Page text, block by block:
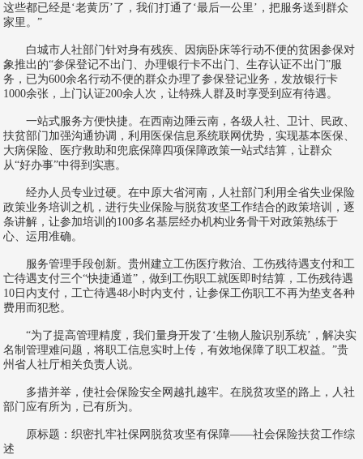
这些都已经是‘老黄历’了，我们打通了‘最后一公里’，把服务送到群众
家里。”
白城市人社部门针对身有残疾、因病卧床等行动不便的贫困参保对
象推出的“参保登记不出门、办理银行卡不出门、生存认证不出门”服
务，已为600余名行动不便的群众办理了参保登记业务，发放银行卡
1000余张，上门认证200余人次，让特殊人群及时享受到应有待遇。
一站式服务方便快捷。在西南边陲云南，各级人社、卫计、民政、
扶贫部门加强沟通协调，利用医保信息系统联网优势，实现基本医保、
大病保险、医疗救助和兜底保障四项保障政策一站式结算，让群众
从“好办事”中得到实惠。
经办人员专业过硬。在中原大省河南，人社部门利用全省失业保险
政策业务培训之机，进行失业保险与脱贫攻坚工作结合的政策培训，逐
条讲解，让参加培训的100多名基层经办机构业务骨干对政策熟练于
心、运用准确。
服务管理手段创新。贵州建立工伤医疗救治、工伤残待遇支付和工
亡待遇支付三个“快捷通道”，做到工伤职工就医即时结算，工伤残待遇
10日内支付，工亡待遇48小时内支付，让参保工伤职工不再为垫支各种
费用而犯愁。
“为了提高管理精度，我们量身开发了‘生物人脸识别系统’，解决实
名制管理难问题，将职工信息实时上传，有效地保障了职工权益。”贵
州省人社厅相关负责人说。
多措并举，使社会保险安全网越扎越牢。在脱贫攻坚的路上，人社
部门应有所为，已有所为。
原标题：织密扎牢社保网脱贫攻坚有保障——社会保险扶贫工作综
述